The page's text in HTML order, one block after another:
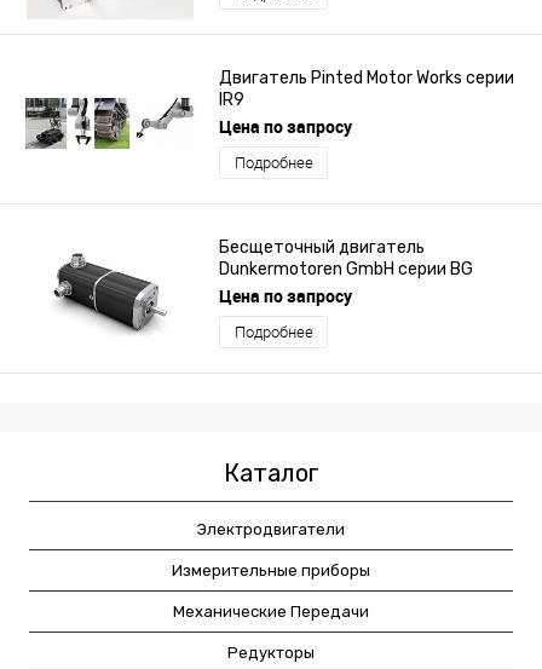
Двигатель Pinted Motor Works серии
IR9
Цена по запросу
Подробнее
Бесщеточный двигатель
Dunkermotoren GmbH серии BG
45X15 MI
Цена по запросу
Подробнее
Каталог
Электродвигатели
Измерительные приборы
Механические Передачи
Редукторы